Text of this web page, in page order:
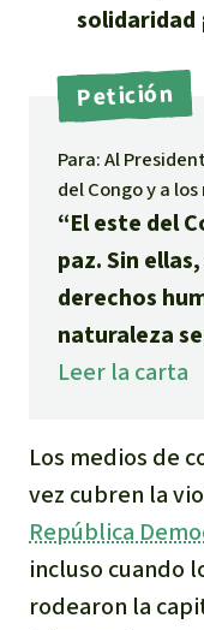
solidaridad
Petición
Para: Al
del Congo y a
“El este del
paz. Sin
derechos
naturaleza
Leer la carta
Los medios de
vez cubren la
República
incluso cuando
rodearon la